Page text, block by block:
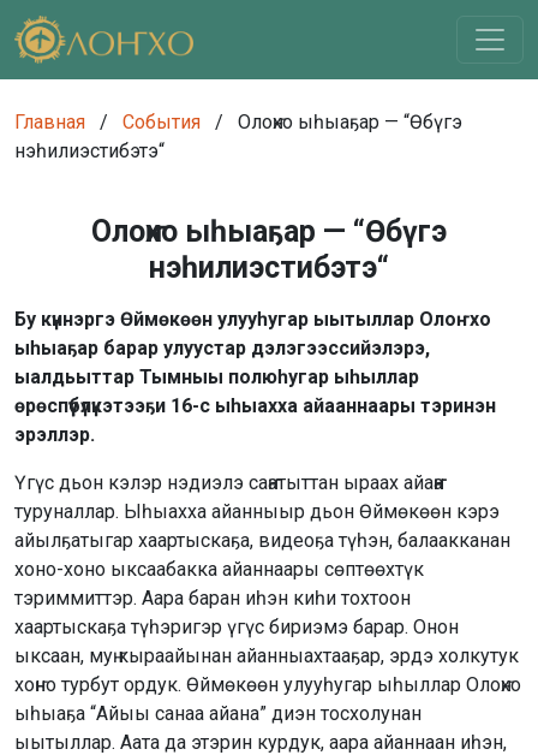
Главная / События /
Олоҥхо ыһыаҕар — “Өбүгэ
нэһилиэстибэтэ“
Олоҥхо ыһыаҕар — “Өбүгэ
нэһилиэстибэтэ“
Бу күннэргэ Өймөкөөн улууһугар ыытыллар Олоҥхо
ыһыаҕар барар улуустар дэлэгээссийэлэрэ,
ыалдьыттар Тымныы полюһугар ыһыллар
өрөспүүбүлүкэтээҕи 16-с ыһыахха айааннаары тэринэн
эрэллэр.
Үгүс дьон кэлэр нэдиэлэ саҥатыттан ыраах айаҥҥа
туруналлар. Ыһыахха айанныыр дьон Өймөкөөн кэрэ
айылҕатыгар хаартыскаҕа, видеоҕа түһэн, балаакканан
хоно-хоно ыксаабакка айаннаары сөптөөхтүк
тэриммиттэр. Аара баран иһэн киһи тохтоон
хаартыскаҕа түһэригэр үгүс бириэмэ барар. Онон
ыксаан, муҥ кыраайынан айанныахтааҕар, эрдэ холкутук
хоҥно турбут ордук. Өймөкөөн улууһугар ыһыллар Олоҥхо
ыһыаҕа “Айыы санаа айана” диэн тосхолунан
ыытыллар. Аата да этэрин курдук, аара айаннаан иһэн,